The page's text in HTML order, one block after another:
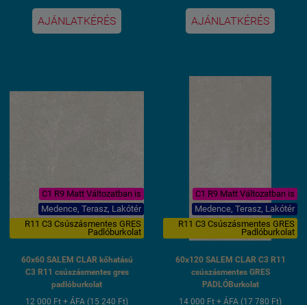
AJÁNLATKÉRÉS
3 hét szállítási idő
AJÁNLATKÉRÉS
C1 R9 Matt Változatban is
Medence, Terasz, Lakótér
R11 C3 Csúszásmentes GRES
Padlóburkolat
60x60 SALEM CLAR kőhatású
C3 R11 csúszásmentes gres
padlóburkolat
12 000 Ft + ÁFA (15 240 Ft)
C1 R9 Matt Változatban is
Medence, Terasz, Lakótér
R11 C3 Csúszásmentes GRES
Padlóburkolat
60x120 SALEM CLAR C3 R11
csúszásmentes GRES
PADLÓBurkolat
14 000 Ft + ÁFA (17 780 Ft)